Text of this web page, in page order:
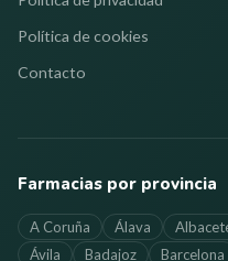
Política de cookies
Contacto
Farmacias por provincia
A Coruña Álava
Ávila
Badajoz Barcelona